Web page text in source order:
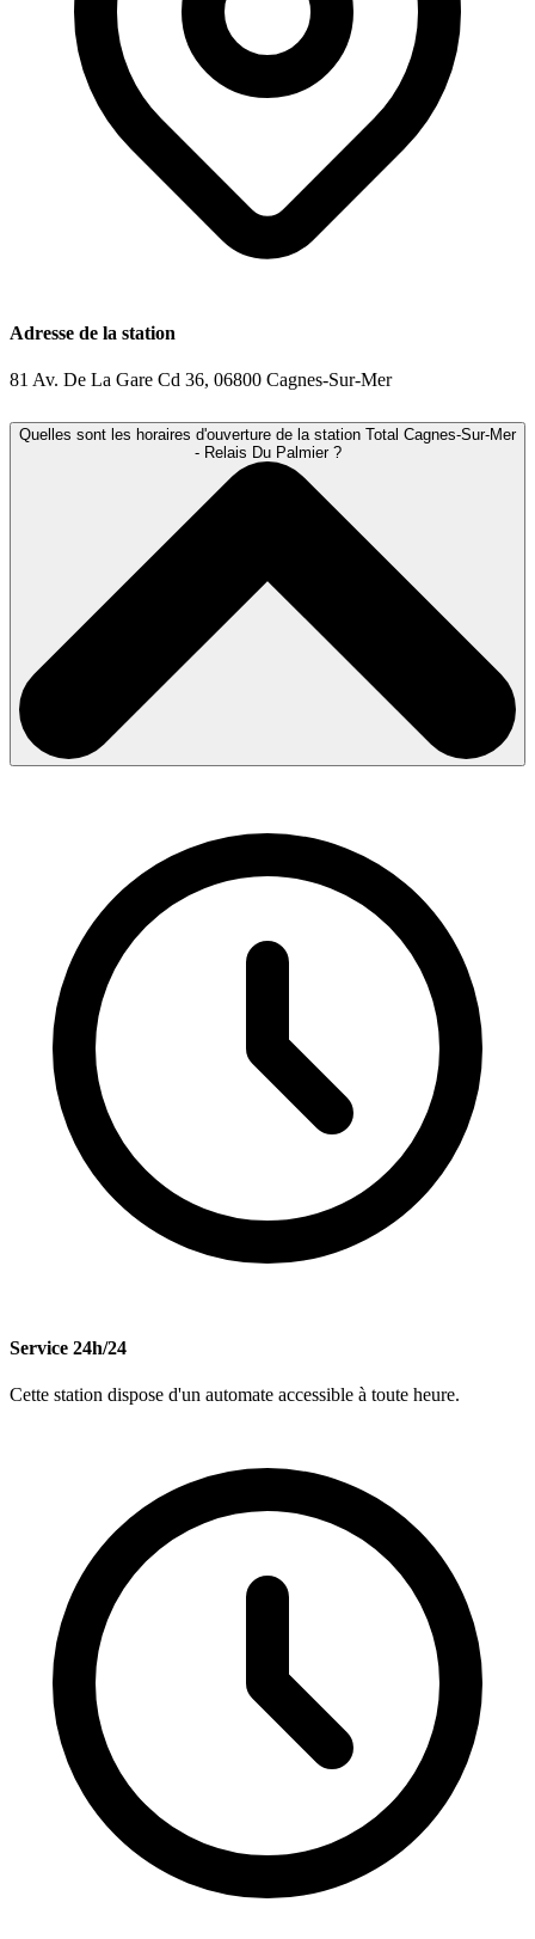
Adresse de la station
81 Av. De La Gare Cd 36, 06800 Cagnes-Sur-Mer
Quelles sont les horaires d'ouverture de la station Total Cagnes-Sur-Mer
- Relais Du Palmier ?
Service 24h/24
Cette station dispose d'un automate accessible à toute heure.